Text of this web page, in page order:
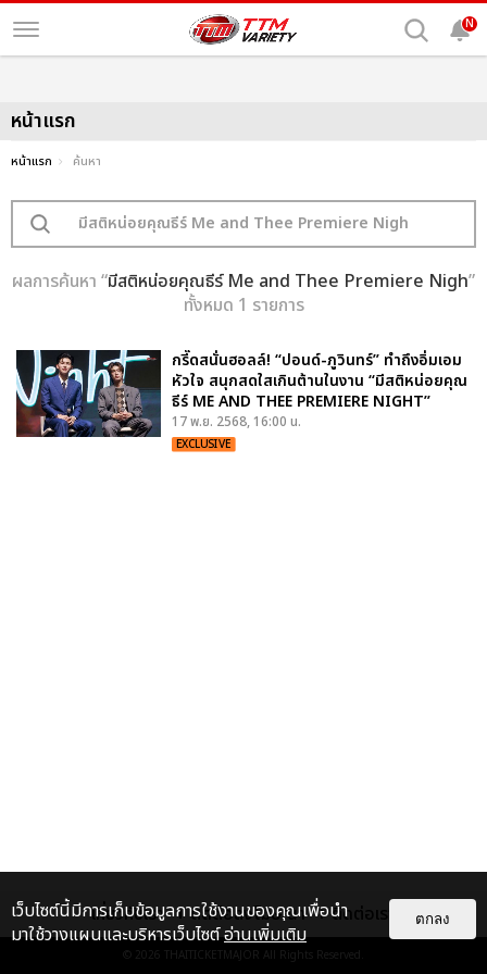
N
หน้าแรก
หน้าแรก ค้นหา
ผลการค้นหา “มีสติหน่อยคุณธีร์ Me and Thee Premiere Nigh”
ทั้งหมด 1 รายการ
กรี๊ดสนั่นฮอลล์! “ปอนด์-ภูวินทร์” ทำถึงอิ่มเอม
หัวใจ สนุกสดใสเกินต้านในงาน “มีสติหน่อยคุณ
ธีร์ ME AND THEE PREMIERE NIGHT”
17 พ.ย. 2568, 16:00 น.
EXCLUSIVE
เกี่ยวกับเรา ติดต่อลงโฆษณา ติดต่อเรา
© 2026 THAITICKETMAJOR All Rights Reserved.
เว็บไซต์นี้มีการเก็บข้อมูลการใช้งานของคุณเพื่อนำ
มาใช้วางแผนและบริหารเว็บไซต์อ่านเพิ่มเติม
ตกลง